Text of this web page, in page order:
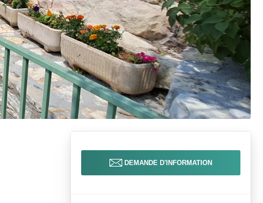
DEMANDE D'INFORMATION